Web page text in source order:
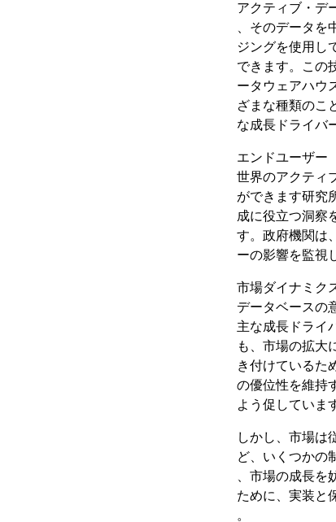
アクティブ・デ
、そのデータ
ジングを使用し
できます。この
ータウェアハウ
ざまな種類のこ
な成長ドライバ
エンドユーザー
世界のアクティ
ができます研究
成に役立つ洞察
す。政府機関は
ーの影響を監視
市場ダイナミク
データベースの
主な成長ドライ
も、市場の拡大
き付けているた
の優位性を維持
よう促していま
しかし、市場は
ど、いくつかの
、市場の成長
ために、実装と
。